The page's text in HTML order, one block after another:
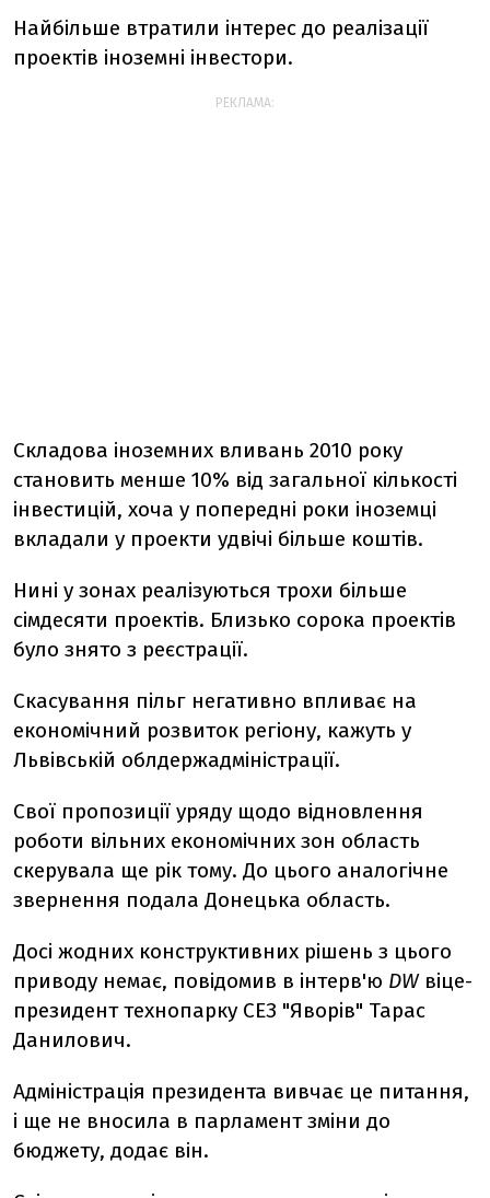
Найбільше втратили інтерес до реалізації
проектів іноземні інвестори.
РЕКЛАМА:
Складова іноземних вливань 2010 року
становить менше 10% від загальної кількості
інвестицій, хоча у попередні роки іноземці
вкладали у проекти удвічі більше коштів.
Нині у зонах реалізуються трохи більше
сімдесяти проектів. Близько сорока проектів
було знято з реєстрації.
Скасування пільг негативно впливає на
економічний розвиток регіону, кажуть у
Львівській облдержадміністрації.
Свої пропозиції уряду щодо відновлення
роботи вільних економічних зон область
скерувала ще рік тому. До цього аналогічне
звернення подала Донецька область.
Досі жодних конструктивних рішень з цього
приводу немає, повідомив в інтерв'ю DWвіце-
президент технопарку СЕЗ "Яворів" Тарас
Данилович.
Адміністрація президента вивчає це питання,
і ще не вносила в парламент зміни до
бюджету, додає він.